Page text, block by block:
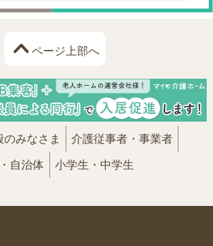
ページ上部へ
のみなさま 介護従事者・事業者
自治体 小学生・中学生